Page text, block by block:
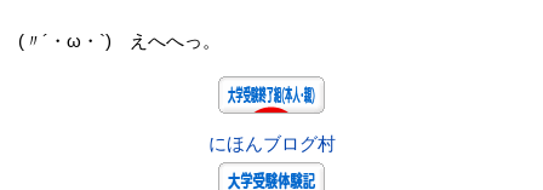
(〃´・ ω・`)ゞ えへへっ。
にほんブログ村